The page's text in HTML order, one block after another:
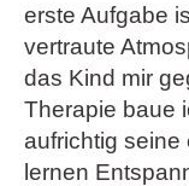
erste Aufgabe
vertraute
das Kind mir
Therapie baue
aufrichtig seine
lernen